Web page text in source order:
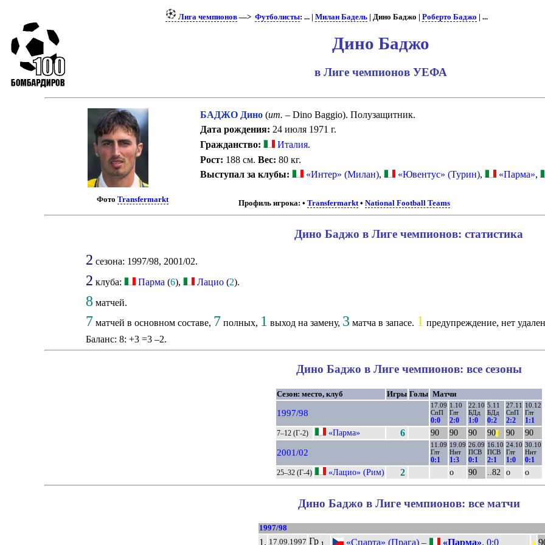
Лига чемпионов —>Футболисты: ... |Милан Бадель | Дино Баджо |Роберто Баджо | ...
Дино Баджо
в Лиге чемпионов УЕФА
ФотоTransfermarkt
БАДЖО Дино(ит. – Dino Baggio). Полузащитник.
Дата рождения: 24 июля 1971 г.
Гражданство:
Италия.
Рост: 188 см. Вес: 80 кг.
Выступал за клубы:
«Интер» (Милан), «Ювентус» (Турин), «Парма»,
Профиль игрока: • Transfermarkt• National Football Teams
Дино Баджо в Лиге чемпионов: статистика
2 сезона: 1997/98, 2001/02.
2 клуба: Парма (6), Лацио(2).
8 матчей.
7 матчей в основном составе, 7 полных, 1 выход на замену, 3 матча в запасе. 1 предупреждение, нет
Баланс: 8: +3 =3 –2.
Дино Баджо в Лиге чемпионов: все сезоны
Сезон: место, клуб Игры Голы Матчи
1997/98
17.09
СпП
0:0
1.10
Глт
2:0
22.10
БДд
1:0
5.11
БДд
0:2
27.11
СпП
2:2
10.12
Глт
1:1
7–12 (Г-2) «Парма» 6 90 90 90 90|| 90 90
2001/02
11.09
Глт
0:1
19.09
Ннт
1:3
26.09
ПСВ
0:1
16.10
ПСВ
2:1
24.10
Глт
1:0
30.10
Ннт
0:1
25–32 (Г-4) «Лацио» (Рим) 2 о 90 ..82 о о
Дино Баджо в Лиге чемпионов: все матчи
1997/98
1. 17.09.1997 Гр «Спарта» (Прага) – «Парма». 0:0